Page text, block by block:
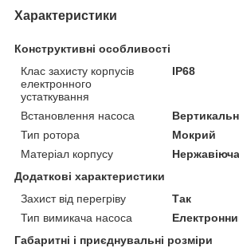
Характеристики
Конструктивні особливості
Клас захисту корпусів
електронного
устаткування
IP68
Встановлення насоса
Тип ротора
Мокрий
Матеріал корпусу
Додаткові характеристики
Захист від перегріву
Так
Тип вимикача насоса
Габаритні і приєднувальні розміри